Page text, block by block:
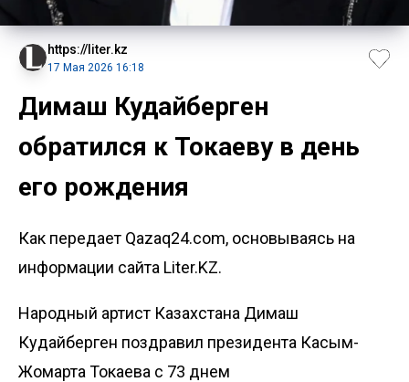
https://liter.kz
17 Мая 2026 16:18
Димаш Кудайберген
обратился к Токаеву в день
его рождения
Как передает Qazaq24.com, основываясь на
информации сайта Liter.KZ.
Народный артист Казахстана Димаш
Кудайберген поздравил президента Касым-
Жомарта Токаева с 73 днем